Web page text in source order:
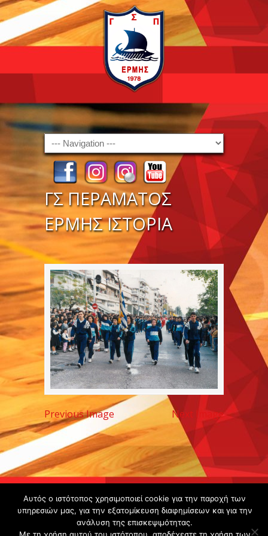
Navigation
ΓΣ ΠΕΡΑΜΑΤΟΣ
ΕΡΜΗΣ ΙΣΤΟΡΙΑ
Previous Image Next Image
Copyright ©
2020 -
Gsperamatosermis.gr
Αυτός ο ιστότοπος χρησιμοποιεί cookie για την παροχή των
υπηρεσιών μας, για την εξατομίκευση διαφημίσεων και για την
ανάλυση της επισκεψιμότητας.